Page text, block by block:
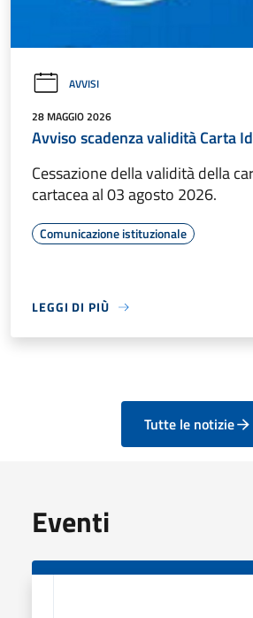
AVVISI
28 MAGGIO 2026
Avviso scadenza validità Carta
Cessazione della validità della
cartacea al 03 agosto 2026.
Comunicazione istituzionale
LEGGI DI PIÙ
Tutte le notizie
Eventi